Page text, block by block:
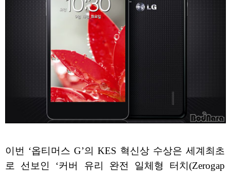
이번 ‘옵티머스 G’의 KES 혁신상 수상은 세계최초
로 선보인 ‘커버 유리 완전 일체형 터치(Zerogap